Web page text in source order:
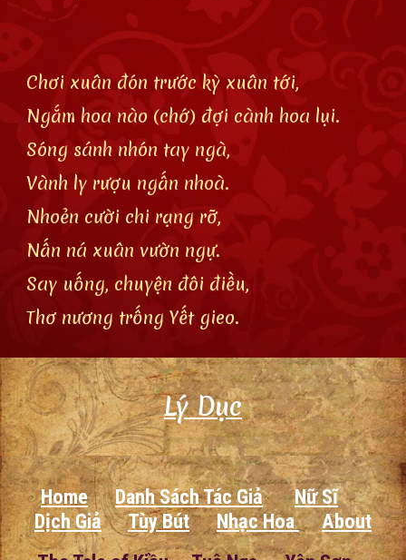
Chơi xuân đón trước kỳ xuân tới,
Ngắm hoa nào (chớ) đợi cành hoa lụi.
Sóng sánh nhón tay ngà,
Vành ly rượu ngấn nhoà.
Nhoẻn cười chi rạng rỡ,
Nấn ná xuân vườn ngự.
Say uống, chuyện đôi điều,
Thơ nương trống Yết gieo.
Lý Dục
Home Danh Sách Tác Giả
Nữ Sĩ
Dịch Giả
Tùy Bút Nhạc Hoa
About